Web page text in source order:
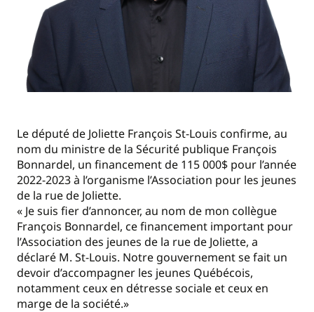
Le député de Joliette François St-Louis confirme, au
nom du ministre de la Sécurité publique François
Bonnardel, un financement de 115 000$ pour l’année
2022-2023 à l’organisme l’Association pour les jeunes
de la rue de Joliette.
« Je suis fier d’annoncer, au nom de mon collègue
François Bonnardel, ce financement important pour
l’Association des jeunes de la rue de Joliette, a
déclaré M. St-Louis. Notre gouvernement se fait un
devoir d’accompagner les jeunes Québécois,
notamment ceux en détresse sociale et ceux en
marge de la société.»